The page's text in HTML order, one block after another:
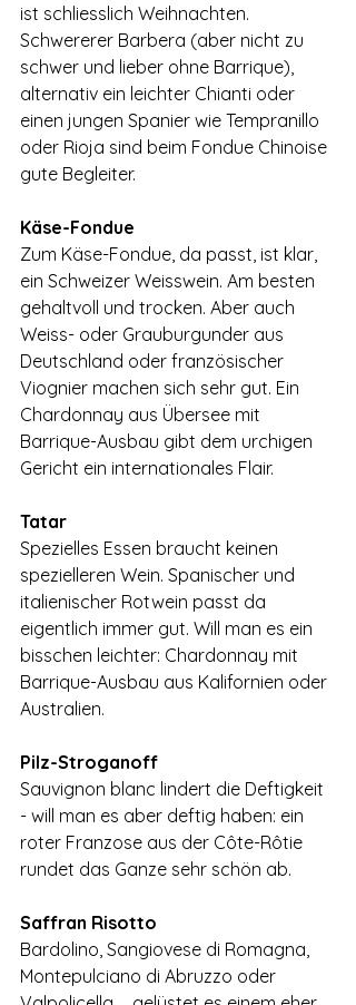
ist schliesslich Weihnachten.
Schwererer Barbera (aber nicht zu
schwer und lieber ohne Barrique),
alternativ ein leichter Chianti oder
einen jungen Spanier wie Tempranillo
oder Rioja sind beim Fondue Chinoise
gute Begleiter.
Käse-Fondue
Zum Käse-Fondue, da passt, ist klar,
ein Schweizer Weisswein. Am besten
gehaltvoll und trocken. Aber auch
Weiss- oder Grauburgunder aus
Deutschland oder französischer
Viognier machen sich sehr gut. Ein
Chardonnay aus Übersee mit
Barrique-Ausbau gibt dem urchigen
Gericht ein internationales Flair.
Tatar
Spezielles Essen braucht keinen
spezielleren Wein. Spanischer und
italienischer Rotwein passt da
eigentlich immer gut. Will man es ein
bisschen leichter: Chardonnay mit
Barrique-Ausbau aus Kalifornien oder
Australien.
Pilz-Stroganoff
Sauvignon blanc lindert die Deftigkeit
- will man es aber deftig haben: ein
roter Franzose aus der Côte-Rôtie
rundet das Ganze sehr schön ab.
Saffran Risotto
Bardolino, Sangiovese di Romagna,
Montepulciano di Abruzzo oder